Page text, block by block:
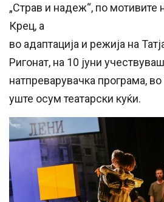
„Страв и надеж“, по мотивите
Крец, а
во адаптација и режија на
Ригонат, на 10 јуни
натпреварувачка програма,
уште осум театарски куќи.